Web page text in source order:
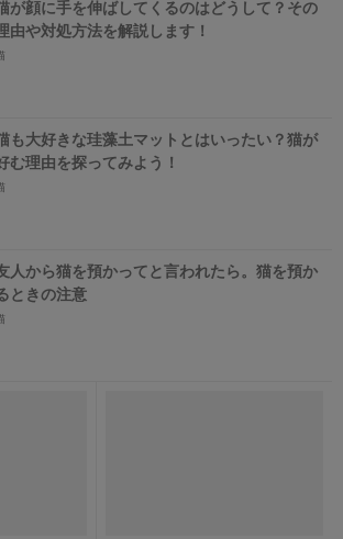
が顔に手を伸ばしてくるのはどうして？その
由や対処方法を解説します！
も大好きな珪藻土マットとはいったい？猫が
む理由を探ってみよう！
人から猫を預かってと言われたら。猫を預か
ときの注意